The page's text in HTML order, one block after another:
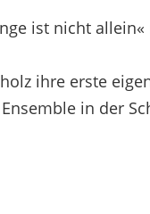
ist nicht
ihre erste
in der